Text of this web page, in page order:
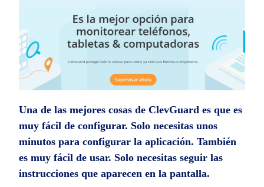
Una de las mejores cosas de ClevGuard es que es
muy fácil de configurar. Solo necesitas unos
minutos para configurar la aplicación. También
es muy fácil de usar. Solo necesitas seguir las
instrucciones que aparecen en la pantalla.